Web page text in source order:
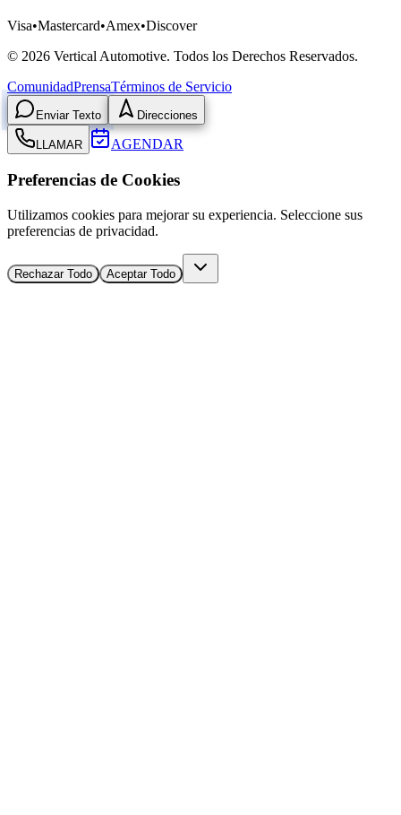
Visa•Mastercard•Amex•Discover
© 2026 Vertical Automotive. Todos los Derechos Reservados.
ComunidadPrensaTérminos de Servicio
Enviar Texto Direcciones
LLAMAR AGENDAR
Preferencias de Cookies
Utilizamos cookies para mejorar su experiencia. Seleccione sus
preferencias de privacidad.
Rechazar Todo Aceptar Todo